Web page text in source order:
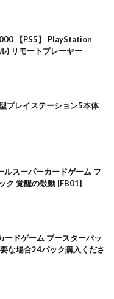
【PS5】 PlayStation
) リモートプレーヤー
プレイステーション5本体
ルスーパーカードゲーム フ
ク 覚醒の鼓動 [FB01]
ードゲーム ブースターパッ
な場合24パック購入くださ